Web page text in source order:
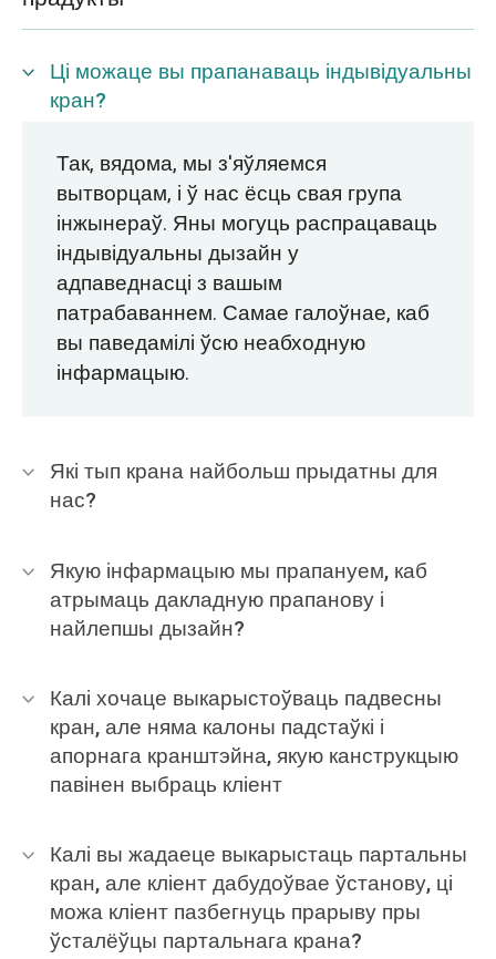
Ці можаце вы прапанаваць індывідуальны
кран?
Так, вядома, мы з'яўляемся
вытворцам, і ў нас ёсць свая група
інжынераў. Яны могуць распрацаваць
індывідуальны дызайн у
адпаведнасці з вашым
патрабаваннем. Самае галоўнае, каб
вы паведамілі ўсю неабходную
інфармацыю.
Які тып крана найбольш прыдатны для
нас?
Якую інфармацыю мы прапануем, каб
атрымаць дакладную прапанову і
найлепшы дызайн?
Калі хочаце выкарыстоўваць падвесны
кран, але няма калоны падстаўкі і
апорнага кранштэйна, якую канструкцыю
павінен выбраць кліент
Калі вы жадаеце выкарыстаць партальны
кран, але кліент дабудоўвае ўстанову, ці
можа кліент пазбегнуць прарыву пры
ўсталёўцы партальнага крана?